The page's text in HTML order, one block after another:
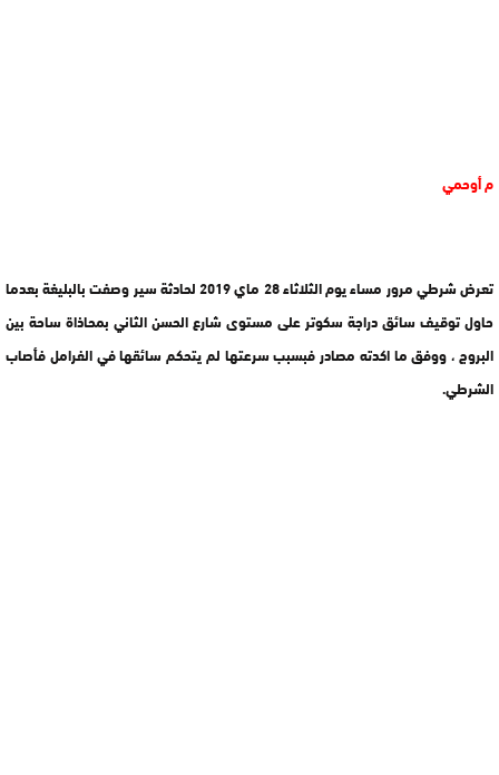
م أوحمي
تعرض شرطي مرور مساء يوم الثلاثاء 28 ماي 2019 لحادثة سير وصفت بالبليغة بعدما
حاول توقيف سائق دراجة سكوتر على مستوى شارع الحسن الثاني بمحاذاة ساحة بين
البروج ، ووفق ما اكدته مصادر فبسبب سرعتها لم يتحكم سائقها في الفرامل فأصاب
الشرطي.